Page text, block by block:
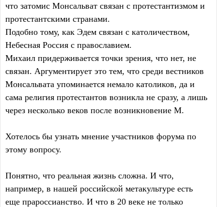
что затомис Монсальват связан с протестантизмом и
протестантскими странами.
Подобно тому, как Эдем связан с католичеством,
Небесная Россия с православием.
Михаил придерживается точки зрения, что нет, не
связан. Аргументирует это тем, что среди вестников
Монсальвата упоминается немало католиков, да и
сама религия протестантов возникла не сразу, а лишь
через несколько веков после возникновение М.
Хотелось бы узнать мнение участников форума по
этому вопросу.
Понятно, что реальная жизнь сложна. И что,
например, в нашей российской метакультуре есть
еще прароссианство. И что в 20 веке не только